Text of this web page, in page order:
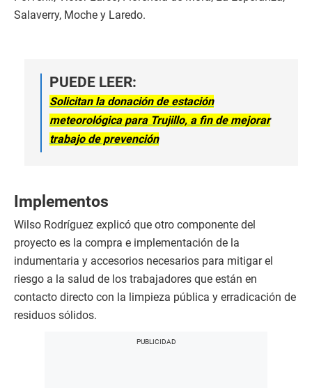
Salaverry, Moche y Laredo.
PUEDE LEER:
Solicitan la donación de estación
meteorológica para Trujillo, a fin de mejorar
trabajo de prevención
Implementos
Wilso Rodríguez explicó que otro componente del
proyecto es la compra e implementación de la
indumentaria y accesorios necesarios para mitigar el
riesgo a la salud de los trabajadores que están en
contacto directo con la limpieza pública y erradicación de
residuos sólidos.